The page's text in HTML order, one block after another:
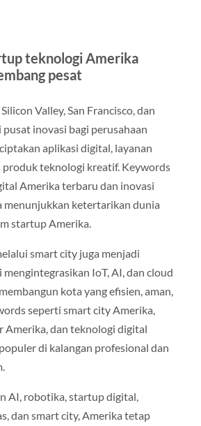
teknologi Amerika
pesat
Valley, San Francisco, dan
inovasi bagi perusahaan
aplikasi digital, layanan
produk teknologi kreatif. Keywords
Amerika terbaru dan inovasi
menunjukkan ketertarikan dunia
startup Amerika.
smart city juga menjadi
IoT, AI, dan cloud
kota yang efisien, aman,
seperti smart city Amerika,
Amerika, dan teknologi digital
di kalangan profesional dan
AI, robotika, startup digital,
dan smart city, Amerika tetap